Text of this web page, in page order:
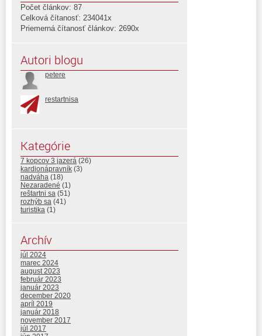
Počet článkov: 87
Celková čítanosť: 234041x
Priemerná čítanosť článkov: 2690x
Autori blogu
petere
restartnisa
Kategórie
7 kopcov 3 jazerá (26)
kardionápravník (3)
nadváha (18)
Nezaradené (1)
reštartni sa (51)
rozhýb sa (41)
turistika (1)
Archív
júl 2024
marec 2024
august 2023
február 2023
január 2023
december 2020
apríl 2019
január 2018
november 2017
júl 2017